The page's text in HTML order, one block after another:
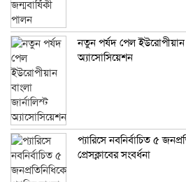
নতুন পর্ষদ পেল ইউরোপীয়ান
অ্যাসোসিয়েশন
প্যারিসে নবনির্বাচিত ৫
প্রেসক্লাবের সংবর্ধনা